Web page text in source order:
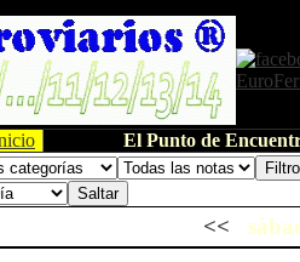
El Punto de
<<